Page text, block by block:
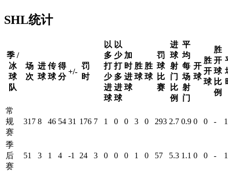
SHL统计
季 /
冰
球
队
场
次
进
球
传
球
得
分
+/-
罚
时
以
多
打
少
进
球
以
少
打
多
进
球
加
时
进
球
胜
球
胜
球
罚
球
比
赛
进
球
射
门
比
例
平
均
每
场
射
门
开
球
胜
开
球
胜
开
球
比
例
常
规
赛
317 8 46 54 31 176 7 1 0 0 3 0 293 2.7 0.9 0 0 -
季
后
赛
51 3 1 4 -1 24 3 0 0 0 1 0 57 5.3 1.1 0 0 -